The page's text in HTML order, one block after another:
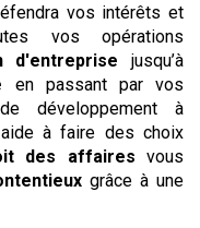
vos intérêts et
vos opérations
d'entreprise jusqu’à
en passant par vos
développement à
à faire des choix
des affaires vous
grâce à une